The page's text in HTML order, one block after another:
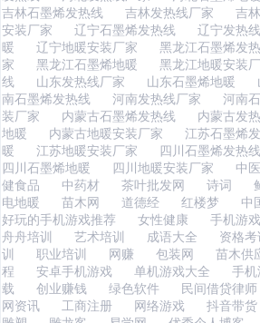
吉林石墨烯发热线
吉林发热线厂家 吉
安装厂家
辽宁石墨烯发热线 辽宁发热
暖
辽宁地暖安装厂家 黑龙江石墨烯发
家
黑龙江石墨烯地暖 黑龙江地暖安装
线
山东发热线厂家 山东石墨烯地暖
南石墨烯发热线
河南发热线厂家 河南
装厂家
内蒙古石墨烯发热线 内蒙古发
地暖
内蒙古地暖安装厂家 江苏石墨烯
暖
江苏地暖安装厂家 四川石墨烯发热线
四川石墨烯地暖
四川地暖安装厂家 中
健食品
中药材 茶叶批发网 诗词
电地暖
苗木网 道德经 红楼梦 中
好玩的手机游戏推荐
女性健康 手机游
舟舟培训
艺术培训 成语大全 资格
训
职业培训 网赚 包装网 苗木供
程
安卓手机游戏 单机游戏大全 手
载
创业赚钱 绿色软件 民间借贷律师
网资讯
工商注册 网络游戏 抖音带货